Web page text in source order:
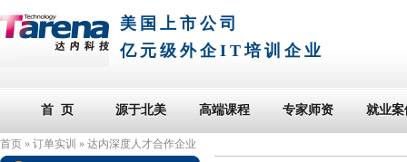
美国上市公司
亿元级外企IT培训企业
首 页 源于北美 高端课程 专家师资 就业案
首页 » 订单实训 » 达内深度人才合作企业